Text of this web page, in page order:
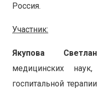
Россия.
Участник:
Якупова
медицинских
госпитальной